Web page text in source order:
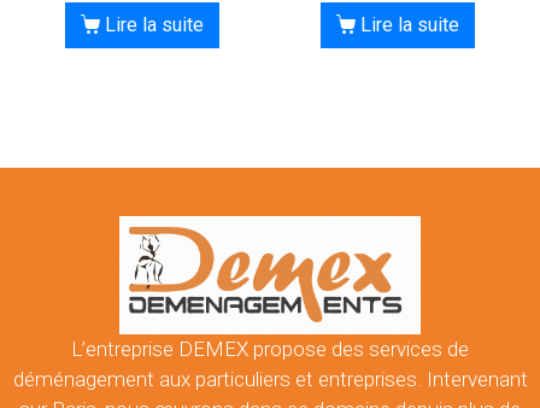
Lire la suite Lire la suite
L’entreprise DEMEX propose des services de
déménagement aux particuliers et entreprises. Intervenant